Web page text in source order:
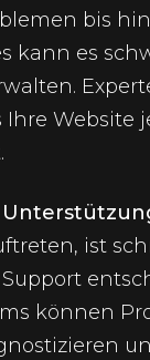
bis
kann es
Ihre Website
ist
können